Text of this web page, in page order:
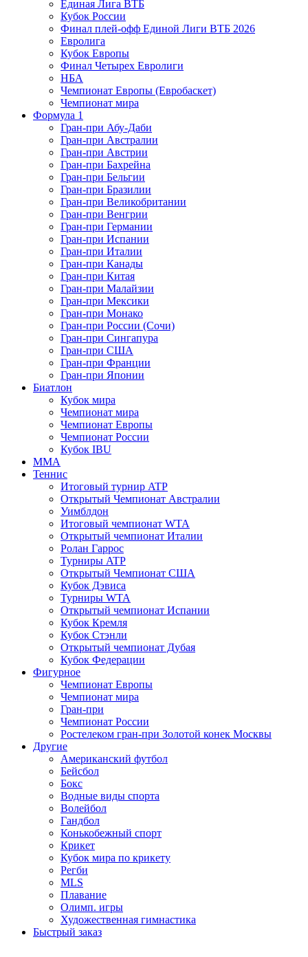
Единая Лига ВТБ
Кубок России
Финал плей-офф Единой Лиги ВТБ 2026
Евролига
Кубок Европы
Финал Четырех Евролиги
НБА
Чемпионат Европы (Евробаскет)
Чемпионат мира
Формула 1
Гран-при Абу-Даби
Гран-при Австралии
Гран-при Австрии
Гран-при Бахрейна
Гран-при Бельгии
Гран-при Бразилии
Гран-при Великобритании
Гран-при Венгрии
Гран-при Германии
Гран-при Испании
Гран-при Италии
Гран-при Канады
Гран-при Китая
Гран-при Малайзии
Гран-при Мексики
Гран-при Монако
Гран-при России (Сочи)
Гран-при Сингапура
Гран-при США
Гран-при Франции
Гран-при Японии
Биатлон
Кубок мира
Чемпионат мира
Чемпионат Европы
Чемпионат России
Кубок IBU
MMA
Теннис
Итоговый турнир ATP
Открытый Чемпионат Австралии
Уимблдон
Итоговый чемпионат WTA
Открытый чемпионат Италии
Ролан Гаррос
Турниры ATP
Открытый Чемпионат США
Кубок Дэвиса
Турниры WTA
Открытый чемпионат Испании
Кубок Кремля
Кубок Стэнли
Открытый чемпионат Дубая
Кубок Федерации
Фигурное
Чемпионат Европы
Чемпионат мира
Гран-при
Чемпионат России
Ростелеком гран-при Золотой конек Москвы
Другие
Американский футбол
Бейсбол
Бокс
Водные виды спорта
Волейбол
Гандбол
Конькобежный спорт
Крикет
Кубок мира по крикету
Регби
MLS
Плавание
Олимп. игры
Художественная гимнастика
Быстрый заказ